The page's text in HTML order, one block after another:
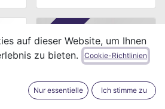
- 50%
auf dieser Website, um Ihnen
zu bieten.
Cookie-Richtlinien
Nur essentielle Ich stimme zu